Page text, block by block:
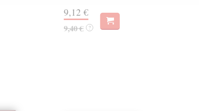
9,12 €
9,40 € ?